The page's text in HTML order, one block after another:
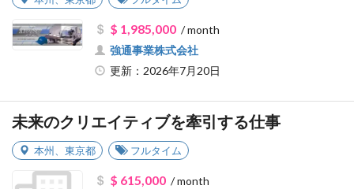
$ 1,985,000/ month
強通事業株式会社
更新：2026年7月20日
未来のクリエイティブを牽引する仕事
本州 東京都 フルタイム
$ 615,000/ month